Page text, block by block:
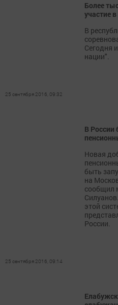
Более
участие
В
Сегодня
нации".
25 сентября 2016, 09:32
В России
Новая
быть
на
сообщил
этой
России.
25 сентября 2016, 09:14